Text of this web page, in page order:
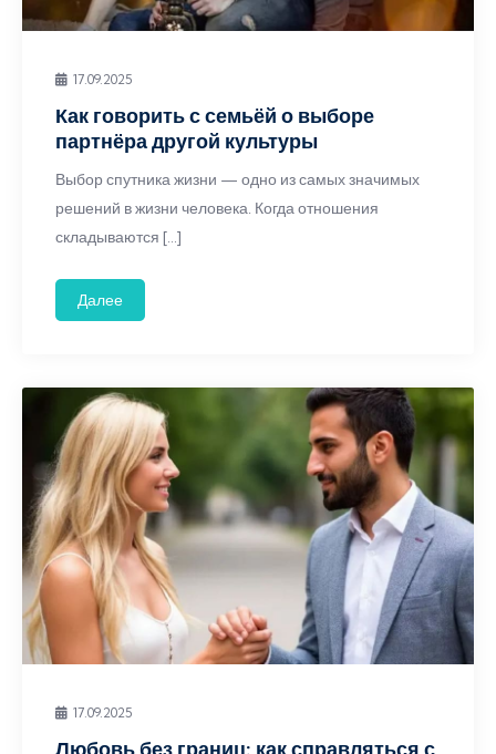
17.09.2025
Как говорить с семьёй о выборе
партнёра другой культуры
Выбор спутника жизни — одно из самых значимых
решений в жизни человека. Когда отношения
складываются […]
Далее
17.09.2025